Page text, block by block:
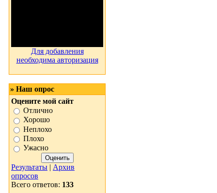
Для добавления
необходима авторизация
» Наш опрос
Оцените мой сайт
Отлично
Хорошо
Неплохо
Плохо
Ужасно
Результаты | Архив
опросов
Всего ответов: 133